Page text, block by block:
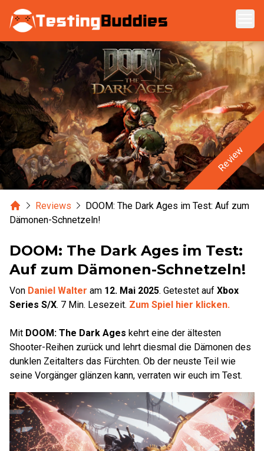
Zum Hauptinhalt springen
Review
HomeReviews
DOOM: The Dark Ages im Test: Auf zum
Dämonen-Schnetzeln!
DOOM: The Dark Ages im Test:
Auf zum Dämonen-Schnetzeln!
Von Daniel Walter am 12. Mai 2025. Getestet auf Xbox
Series S/X. 7 Min. Lesezeit. Zum Spiel hier klicken.
Mit DOOM: The Dark Ages kehrt eine der ältesten
Shooter-Reihen zurück und lehrt diesmal die Dämonen des
dunklen Zeitalters das Fürchten. Ob der neuste Teil wie
seine Vorgänger glänzen kann, verraten wir euch im Test.